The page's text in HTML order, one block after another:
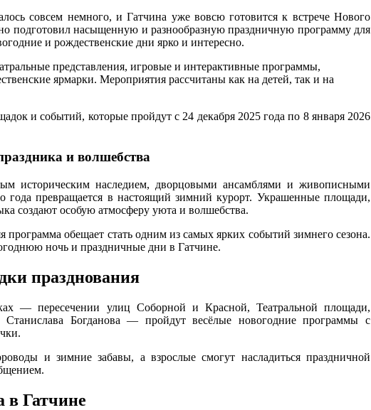
совсем немного, и Гатчина уже вовсю готовится к встрече Нового
подготовил насыщенную и разнообразную праздничную программу для
и рождественские дни ярко и интересно.
представления, игровые и интерактивные программы,
ярмарки. Мероприятия рассчитаны как на детей, так и на
и событий, которые пройдут с 24 декабря 2025 года по 8 января 2026
и волшебства
историческим наследием, дворцовыми ансамблями и живописными
года превращается в настоящий зимний курорт. Украшенные площади,
создают особую атмосферу уюта и волшебства.
программа обещает стать одним из самых ярких событий зимнего сезона.
ночь и праздничные дни в Гатчине.
празднования
— пересечении улиц Соборной и Красной, Театральной площади,
Богданова — пройдут весёлые новогодние программы с
и зимние забавы, а взрослые смогут насладиться праздничной
в Гатчине